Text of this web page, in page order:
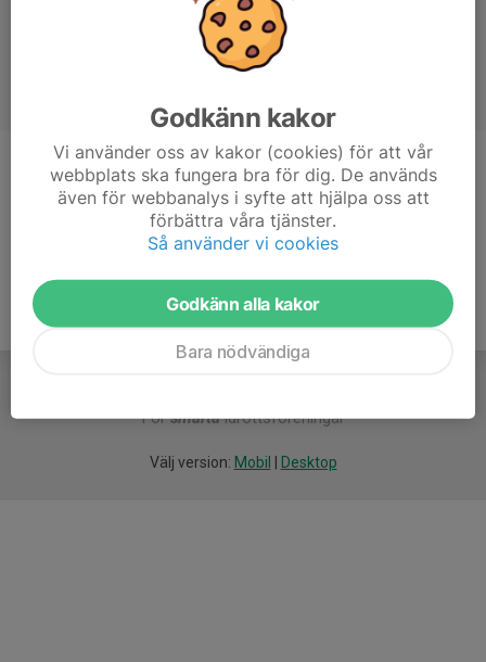
Titel
Tränare
Ålder
49 år
Försmartaidrottsföreningar
Välj version: Mobil Desktop
Godkänn kakor
Vi använder oss av kakor (cookies) för att vår
webbplats ska fungera bra för dig. De används
även för webbanalys i syfte att hjälpa oss att
förbättra våra tjänster.
Så använder vi cookies
Godkänn alla kakor
Bara nödvändiga